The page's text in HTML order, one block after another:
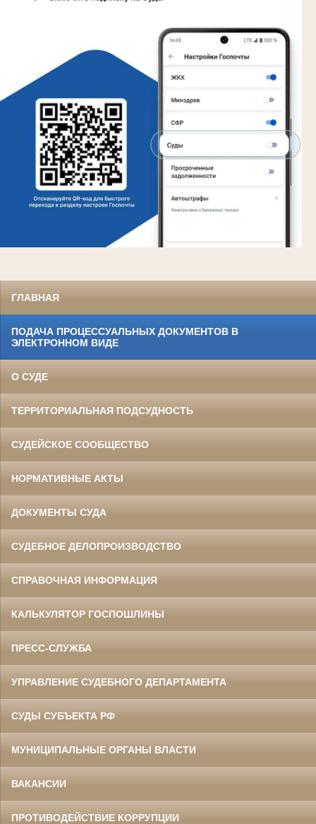
ГЛАВНАЯ
ПОДАЧА ПРОЦЕССУАЛЬНЫХ ДОКУМЕНТОВ В
ЭЛЕКТРОННОМ ВИДЕ
О СУДЕ
ТЕРРИТОРИАЛЬНАЯ ПОДСУДНОСТЬ
СУДЕЙСКОЕ СООБЩЕСТВО
НОРМАТИВНЫЕ АКТЫ
ДОКУМЕНТЫ СУДА
СУДЕБНОЕ ДЕЛОПРОИЗВОДСТВО
СПРАВОЧНАЯ ИНФОРМАЦИЯ
КАЛЬКУЛЯТОР ГОСПОШЛИНЫ
ПРЕСС-СЛУЖБА
УПРАВЛЕНИЕ СУДЕБНОГО ДЕПАРТАМЕНТА
СУДЫ СУБЪЕКТА РФ
МУНИЦИПАЛЬНЫЕ ОРГАНЫ ВЛАСТИ
ВАКАНСИИ
ПРОТИВОДЕЙСТВИЕ КОРРУПЦИИ